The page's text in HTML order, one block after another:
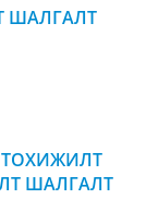
ШАЛГАЛТ
ТОХИЖИЛТ
ШАЛГАЛТ